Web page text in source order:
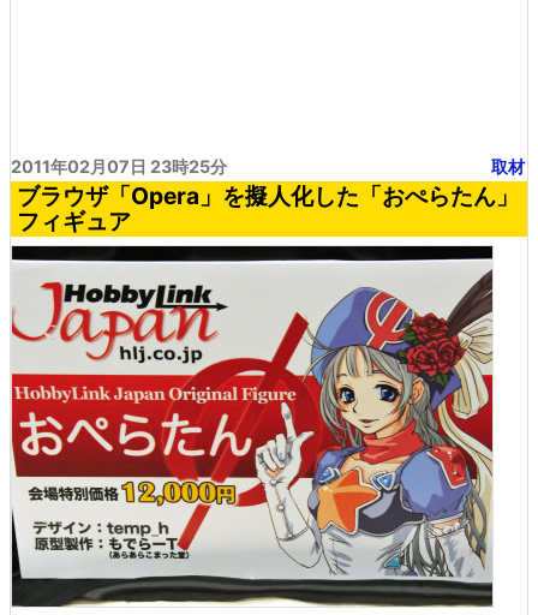
2011年02月07日 23時25分 取材
ブラウザ「Opera」を擬人化した「おぺらたん」
フィギュア